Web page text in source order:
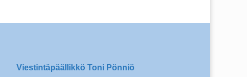
Viestintäpäällikkö Toni Pönniö